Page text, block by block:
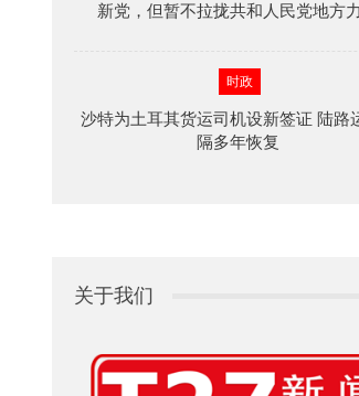
新党，但暂不拉拢共和人民党地方
时政
沙特为土耳其货运司机设新签证 陆路
隔多年恢复
关于我们